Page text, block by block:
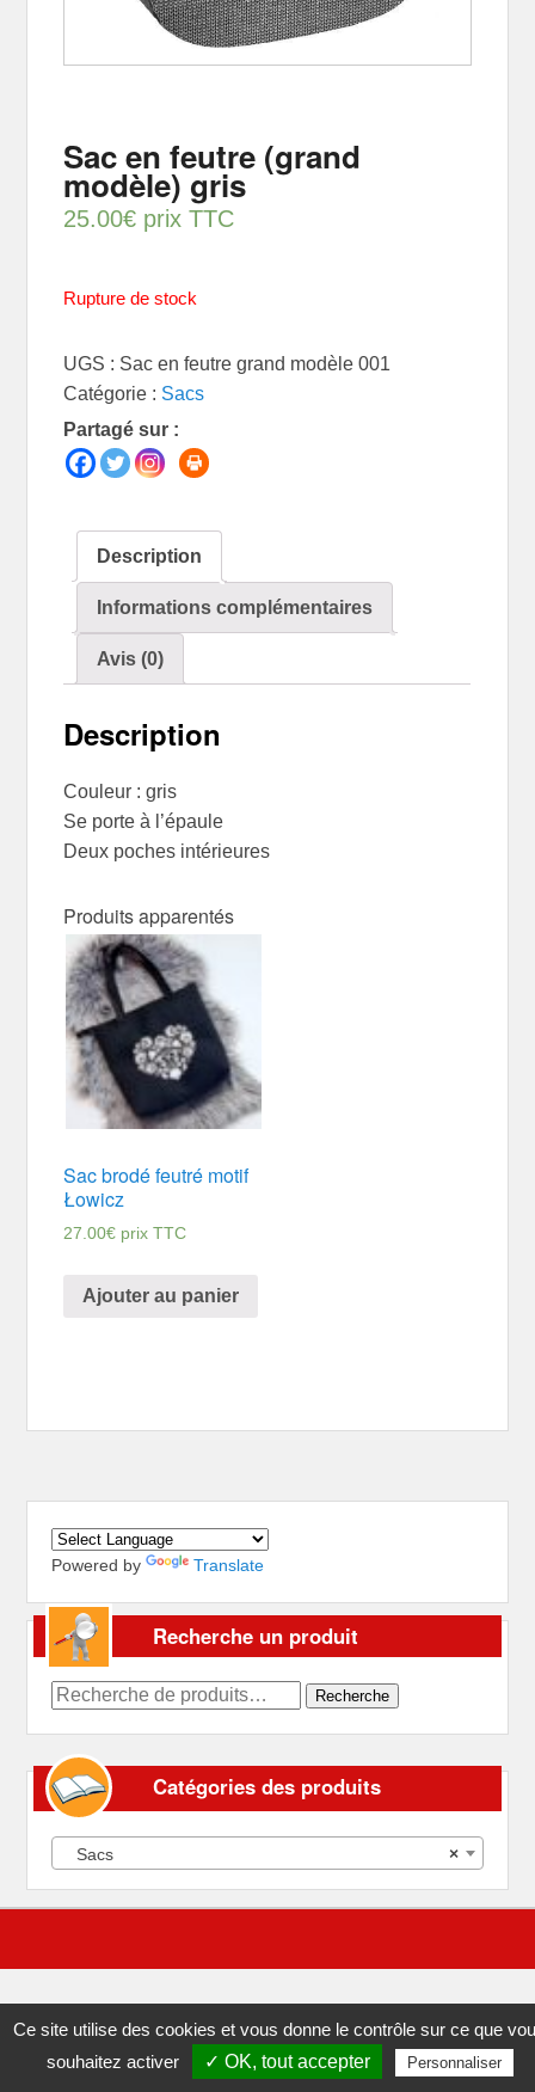
Sac en feutre (grand
modèle) gris
25.00€ prix TTC
Rupture de stock
UGS : Sac en feutre grand modèle 001
Catégorie : Sacs
Partagé sur :
Description
Informations complémentaires
Avis (0)
Description
Couleur : gris
Se porte à l’épaule
Deux poches intérieures
Produits apparentés
Sac brodé feutré motif
Łowicz
27.00€ prix TTC
Ajouter au panier
Powered by Translate
Recherche un produit
Recherche
Recherche
Catégories des produits
×
Sacs
Ce site utilise des cookies et vous donne le contrôle sur ce que
souhaitez activer
✓ OK, tout accepter Personnaliser